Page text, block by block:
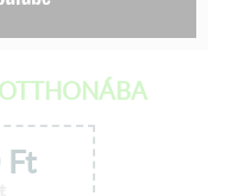
Ft